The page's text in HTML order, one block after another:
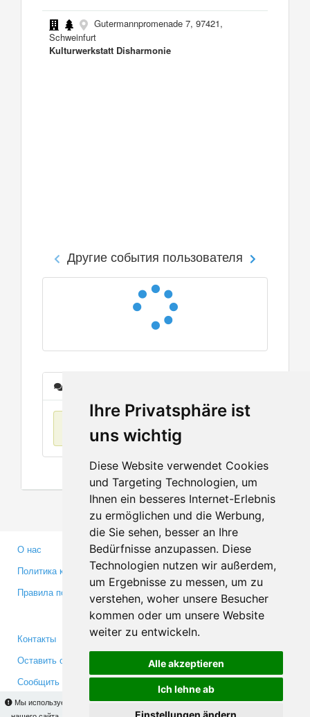
Ihre Privatsphäre ist
uns wichtig
Diese Website verwendet Cookies
und Targeting Technologien, um
Ihnen ein besseres Internet-Erlebnis
zu ermöglichen und die Werbung,
die Sie sehen, besser an Ihre
Bedürfnisse anzupassen. Diese
Technologien nutzen wir außerdem,
um Ergebnisse zu messen, um zu
verstehen, woher unsere Besucher
kommen oder um unsere Website
weiter zu entwickeln.
Alle akzeptieren
Ich lehne ab
Мы используем cookies для того, чтобы Вы могли использовать весь функционал
Gutermannpromenade 7, 97421,
Schweinfurt
Kulturwerkstatt Disharmonie
Другие события пользователя
О нас
Политика конфиденциальности
Правила пользования
Партнерам
Инвесторам
Медиа
Контакты
Оставить отзыв
Сообщить об ошибке
Facebook
Twitter
YouTube
Google+